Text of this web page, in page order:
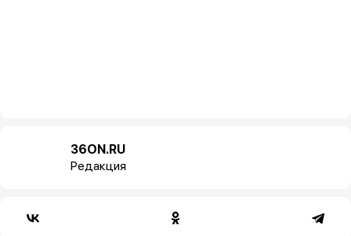
36ON.RU
Редакция